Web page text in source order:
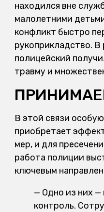
находился вне
малолетними
конфликт быстро
рукоприкладство. В
полицейский
травму и
В этой связи
приобретает
мер, и для
работа полиции
ключевым
— Одно из них —
контроль.